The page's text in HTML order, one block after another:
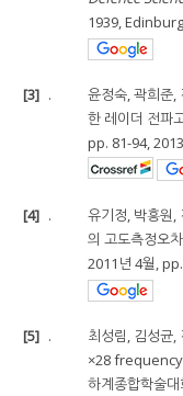
1939,
[3] .
윤정숙, 곽희준,
한 레이더 전파
pp. 81-94,
[4] .
유기정, 박흥원,
의 고도측정오
2011년 4월,
[5] .
최성림, 김성
×28
하계종합학술